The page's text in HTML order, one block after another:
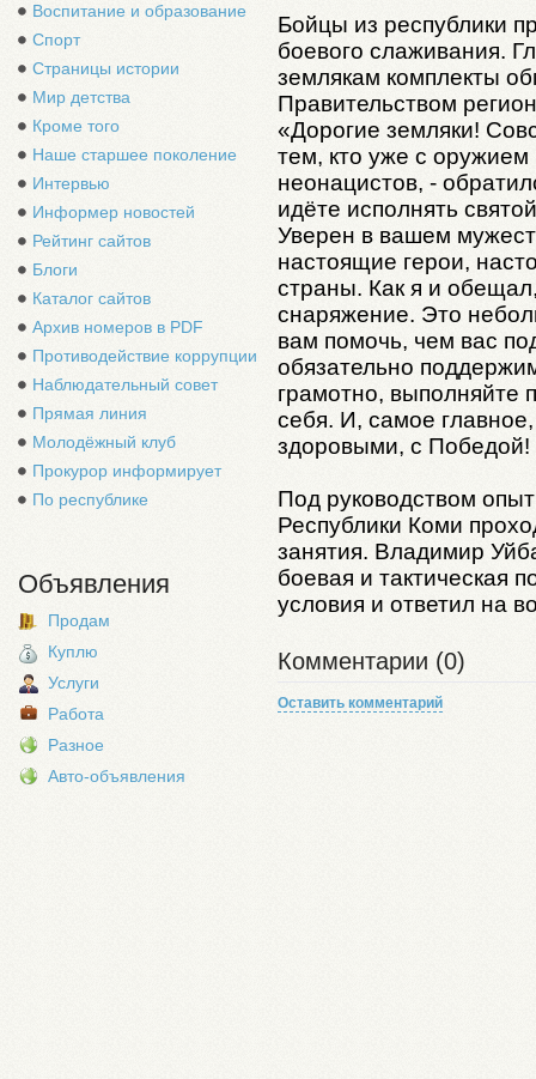
Воспитание и образование
Спорт
Страницы истории
Мир детства
Кроме того
Наше старшее поколение
Интервью
Информер новостей
Рейтинг сайтов
Блоги
Каталог сайтов
Архив номеров в PDF
Противодействие коррупции
Наблюдательный совет
Прямая линия
Молодёжный клуб
Прокурор информирует
По республике
Объявления
Продам
Куплю
Услуги
Работа
Разное
Авто-объявления
Бойцы из республики
боевого слаживания.
землякам комплекты
Правительством
«Дорогие земляки!
тем, кто уже с
неонацистов, -
идёте исполнять
Уверен в вашем
настоящие герои,
страны. Как я и
снаряжение. Это
вам помочь, чем вас
обязательно
грамотно, выполняйте
себя. И, самое
здоровыми, с
Под руководством
Республики Коми
занятия. Владимир
боевая и тактическая
условия и ответил на
Комментарии (0)
Оставить комментарий